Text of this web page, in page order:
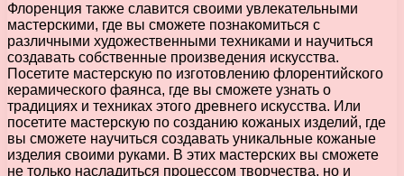
Флоренция также славится своими увлекательными
мастерскими, где вы сможете познакомиться с
различными художественными техниками и научиться
создавать собственные произведения искусства.
Посетите мастерскую по изготовлению флорентийского
керамического фаянса, где вы сможете узнать о
традициях и техниках этого древнего искусства. Или
посетите мастерскую по созданию кожаных изделий, где
вы сможете научиться создавать уникальные кожаные
изделия своими руками. В этих мастерских вы сможете
не только насладиться процессом творчества, но и